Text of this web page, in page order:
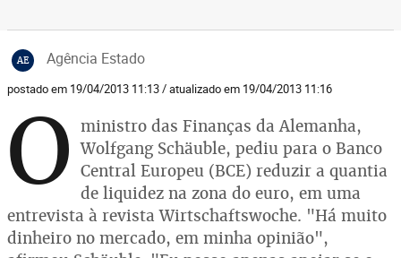
AE Agência Estado
postado em 19/04/2013 11:13 / atualizado em 19/04/2013 11:16
O ministro das Finanças da Alemanha,
Wolfgang Schäuble, pediu para o Banco
Central Europeu (BCE) reduzir a quantia
de liquidez na zona do euro, em uma
entrevista à revista Wirtschaftswoche. "Há muito
dinheiro no mercado, em minha opinião",